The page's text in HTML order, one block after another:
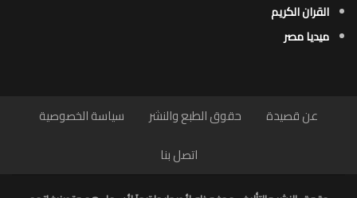
القران الكريم
ميديا مصر
عن قصيدة حقوق الطبع والنشر
سياسة الخصوصية
اتصل بنا